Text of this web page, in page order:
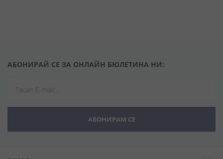
АБОНИРАЙ СЕ ЗА ОНЛАЙН БЮЛЕТИНА НИ:
АБОНИРАМ СЕ